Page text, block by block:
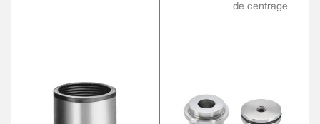
de centrage